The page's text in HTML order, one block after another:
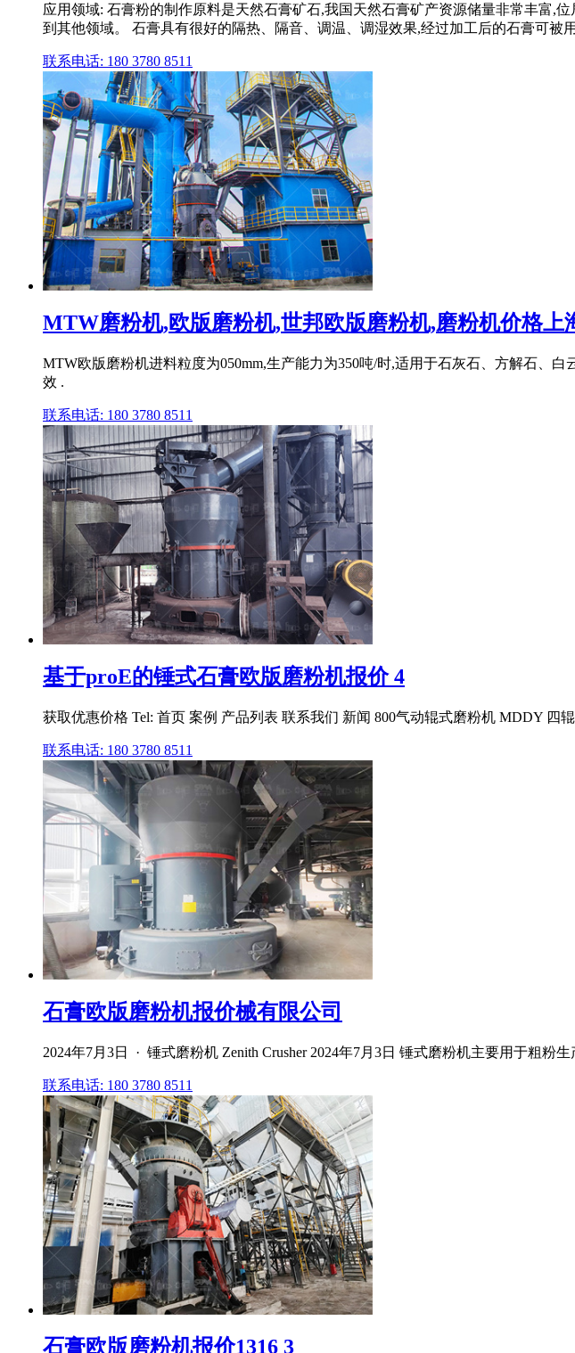
应用领域: 石膏粉的制作原料是天然石膏矿石,我国天然石膏矿产资源储量非常丰富,
到其他领域。 石膏具有很好的隔热、隔音、调温、调湿效果,经过加工后的石膏可被
联系电话: 180 3780 8511
MTW磨粉机,欧版磨粉机,世邦欧版磨粉机,磨粉机价格上
MTW欧版磨粉机进料粒度为050mm,生产能力为350吨/时,适用于石灰石、方解石、
效 .
联系电话: 180 3780 8511
基于proE的锤式石膏欧版磨粉机报价 4
获取优惠价格 Tel: 首页 案例 产品列表 联系我们 新闻 800气动辊式磨粉机 MDDY
联系电话: 180 3780 8511
石膏欧版磨粉机报价械有限公司
2024年7月3日 · 锤式磨粉机 Zenith Crusher 2024年7月3日 锤式磨粉机主要用于粗粉生
联系电话: 180 3780 8511
石膏欧版磨粉机报价1316 3